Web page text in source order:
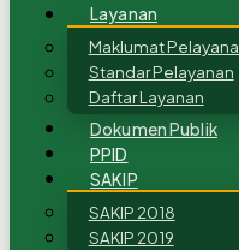
Layanan
Maklumat
Standar Pelayanan
Daftar Layanan
Dokumen Publik
PPID
SAKIP
SAKIP 2018
SAKIP 2019